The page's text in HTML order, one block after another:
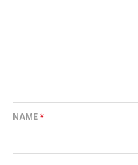
NAME *